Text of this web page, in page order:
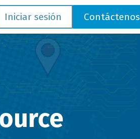
Iniciar sesión Contáctenos